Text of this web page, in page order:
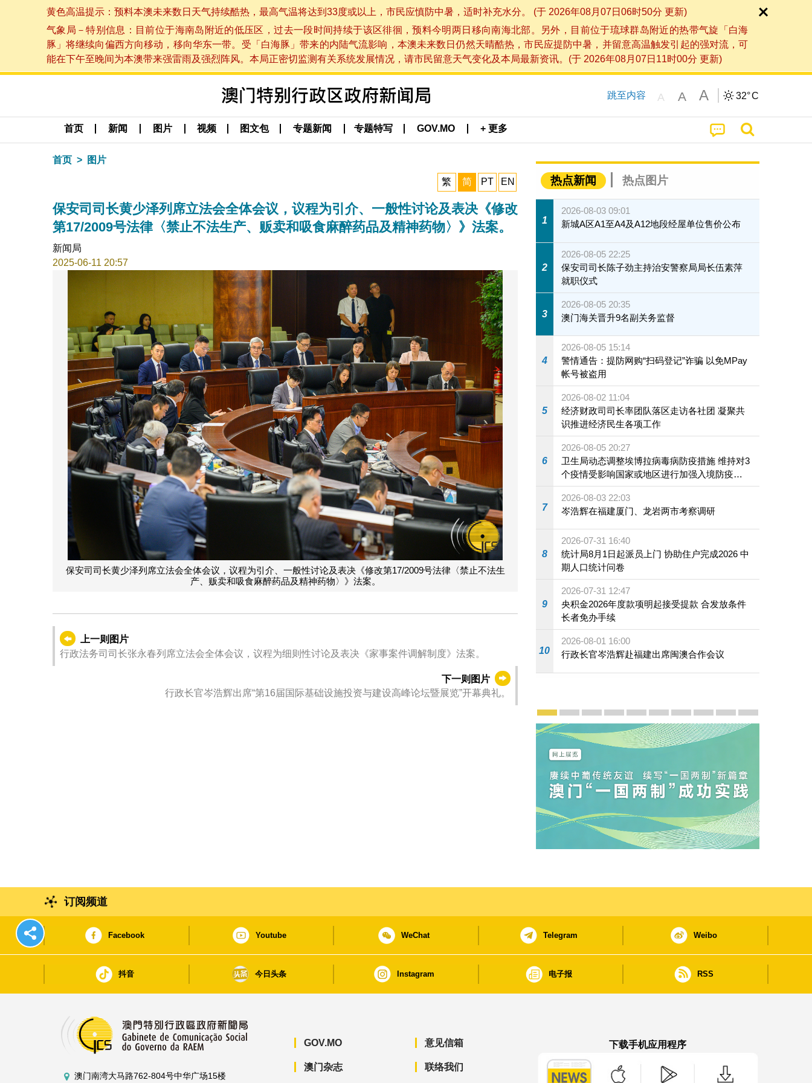
黄色高温提示：预料本澳未来数日天气持续酷热，最高气温将达到33度或以上，市民应慎防中暑，适时补充水分。 (于 2026年08月07日06时50分 更新)
气象局－特别信息：目前位于海南岛附近的低压区，过去一段时间持续于该区徘徊，预料今明两日移向南海北部。另外，目前位于琉球群岛附近的热带气旋「白海
豚」将继续向偏西方向移动，移向华东一带。受「白海豚」带来的内陆气流影响，本澳未来数日仍然天晴酷热，市民应提防中暑，并留意高温触发引起的强对流，可
能在下午至晚间为本澳带来强雷雨及强烈阵风。本局正密切监测有关系统发展情况，请市民留意天气变化及本局最新资讯。(于 2026年08月07日11时00分 更新)
跳至内容 A A A 32°C
首页 新闻 图片 视频 图文包 专题新闻 专题特写 GOV.MO + 更多
首页 图片
繁 简 PT EN
保安司司长黄少泽列席立法会全体会议，议程为引介、一般性讨论及表决《修改
第17/2009号法律〈禁止不法生产、贩卖和吸食麻醉药品及精神药物〉》法案。
新闻局
2025-06-11 20:57
保安司司长黄少泽列席立法会全体会议，议程为引介、一般性讨论及表决《修改第17/2009号法律〈禁止不法生
产、贩卖和吸食麻醉药品及精神药物〉》法案。
上一则图片
行政法务司司长张永春列席立法会全体会议，议程为细则性讨论及表决《家事案件调解制度》法案。
下一则图片
行政长官岑浩辉出席“第16届国际基础设施投资与建设高峰论坛暨展览”开幕典礼。
热点新闻 热点图片
1
2026-08-03 09:01
新城A区A1至A4及A12地段经屋单位售价公布
2
2026-08-05 22:25
保安司司长陈子劲主持治安警察局局长伍素萍
就职仪式
3
2026-08-05 20:35
澳门海关晋升9名副关务监督
4
2026-08-05 15:14
警情通告：提防网购“扫码登记”诈骗 以免MPay
帐号被盗用
5
2026-08-02 11:04
经济财政司司长率团队落区走访各社团 凝聚共
识推进经济民生各项工作
6
2026-08-05 20:27
卫生局动态调整埃博拉病毒病防疫措施 维持对3
个疫情受影响国家或地区进行加强入境防疫措
施
7
2026-08-03 22:03
岑浩辉在福建厦门、龙岩两市考察调研
8
2026-07-31 16:40
统计局8月1日起派员上门 协助住户完成2026 中
期人口统计问卷
9
2026-07-31 12:47
央积金2026年度款项明起接受提款 合发放条件
长者免办手续
10
2026-08-01 16:00
行政长官岑浩辉赴福建出席闽澳合作会议
宣传及推广
赓续中葡传统友谊 续写“一国两制”新篇章 — 澳门“一国
澳门名片集
行政长官岑浩辉11月18日发表2026年施政报
施政特写澳门特别行政区经济和社会发展第
横琴粤澳深度合作区专题网站
施政小讲堂
走进澳门澳门相簿2020
《澳门微视
订阅频道
Facebook Youtube WeChat Telegram Weibo
抖音 今日头条 Instagram 电子报 RSS
澳门南湾大马路762-804号中华广场15楼
GOV.MO
澳门杂志
意见信箱
联络我们
下载手机应用程序